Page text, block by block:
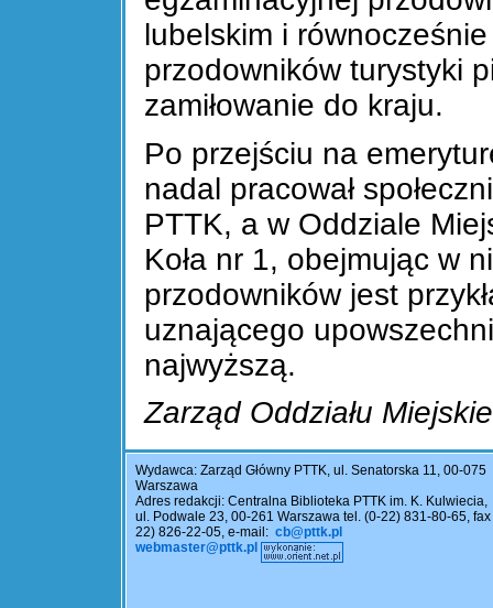
lubelskim i
przodowników turystyki
zamiłowanie do kraju.
Po przejściu na
nadal pracował
PTTK, a w Oddziale
Koła nr 1, obejmując w
przodowników jest
uznającego
najwyższą.
Zarząd Oddziału
Wydawca: Zarząd Główny PTTK, ul. Senatorska 11, 00-075
Warszawa
Adres redakcji: Centralna Biblioteka PTTK im. K. Kulwiecia,
ul. Podwale 23, 00-261 Warszawa tel. (0-22) 831-80-65, fax
22) 826-22-05, e-mail: cb@pttk.pl
webmaster@pttk.pl